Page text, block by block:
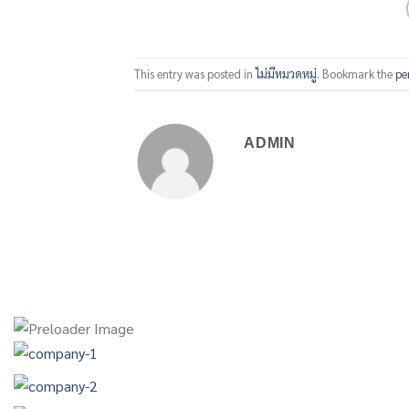
This entry was posted inไม่มีหมวดหมู่. Bookmark the
ADMIN